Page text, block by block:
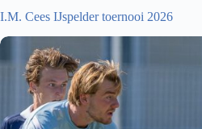
I.M. Cees IJspelder toernooi 2026